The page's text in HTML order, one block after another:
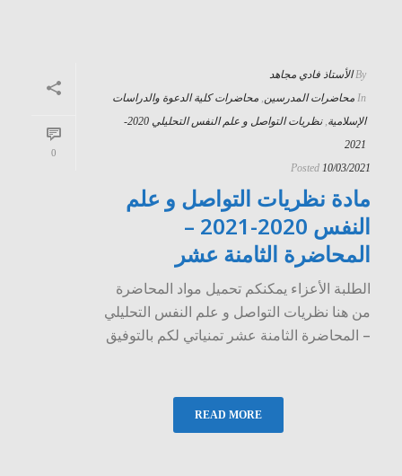
0
By الأستاذ فادي مجاهد
In محاضرات المدرسين, محاضرات كلية الدعوة والدراسات
الإسلامية,
نظريات التواصل و علم النفس التحليلي 2020-
2021
Posted 10/03/2021
مادة نظريات التواصل و علم
النفس 2020-2021 –
المحاضرة الثامنة عشر
الطلبة الأعزاء يمكنكم تحميل مواد المحاضرة
من هنا نظريات التواصل و علم النفس التحليلي
– المحاضرة الثامنة عشر تمنياتي لكم بالتوفيق
READ MORE